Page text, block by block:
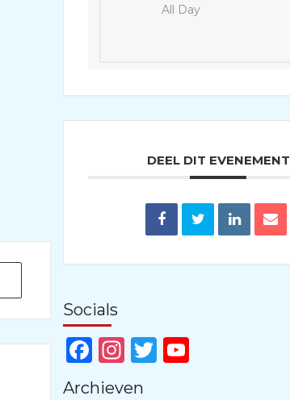
All Day
DEEL DIT EVENEMENT
Socials
Facebook
Instagram
Twitter
Archieven